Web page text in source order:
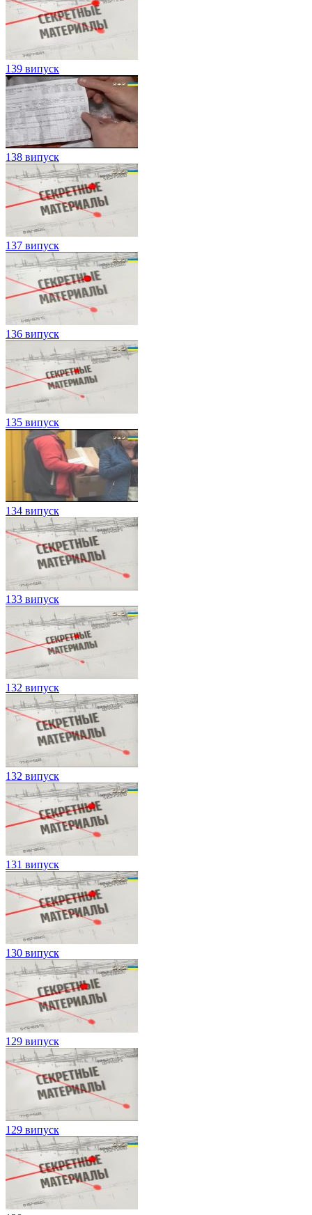
139 випуск
138 випуск
137 випуск
136 випуск
135 випуск
134 випуск
133 випуск
132 випуск
132 випуск
131 випуск
130 випуск
129 випуск
129 випуск